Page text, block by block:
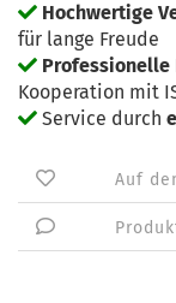
Hochwertige
für lange Freude
Kooperation mit
Service durch
Auf